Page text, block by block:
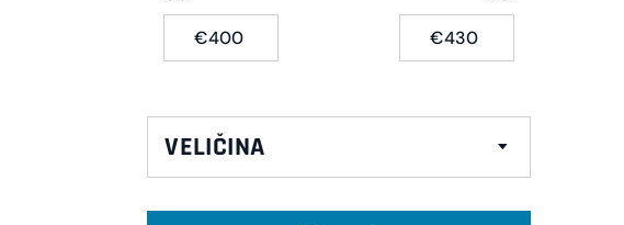
€
€
VELIČINA
2XL/3XL